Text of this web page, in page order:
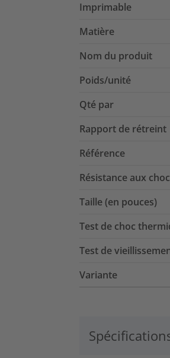
Imprimable
Matière
Nom du produit
Poids/unité
Qté par
Rapport de rétreint
Référence
Résistance aux
Taille (en pouces)
Test de choc
Test de
Variante